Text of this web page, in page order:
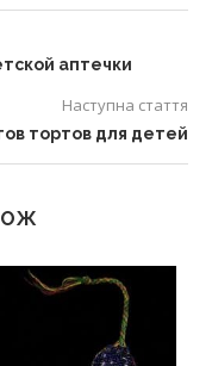
аптечки
Наступна стаття
тортов для детей